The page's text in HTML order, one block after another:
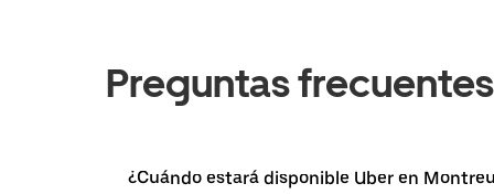
Preguntas frecuentes
¿Cuándo estará disponible Uber en